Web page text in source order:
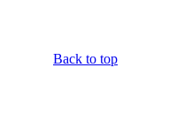
Back to top